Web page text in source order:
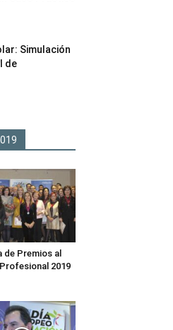
Simulación
de
de Premios al
2019